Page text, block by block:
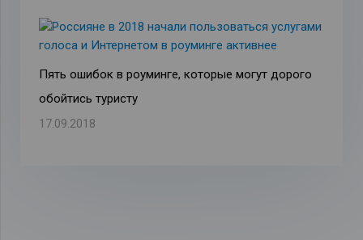
Пять ошибок в роуминге, которые могут дорого
обойтись туристу
17.09.2018